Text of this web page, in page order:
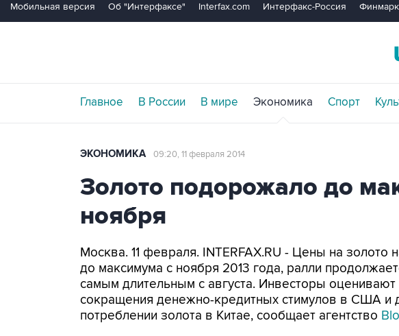
Мобильная версия Об "Интерфаксе" Interfax.com Интерфакс-Россия
Главное В России В мире Экономика Спорт
ЭКОНОМИКА 09:20, 11 февраля 2014
Золото подорожало до
ноября
Москва. 11 февраля. INTERFAX.RU - Цены на золото
до максимума с ноября 2013 года, ралли
самым длительным с августа. Инвесторы
сокращения денежно-кредитных стимулов в США и
потреблении золота в Китае, сообщает агентство